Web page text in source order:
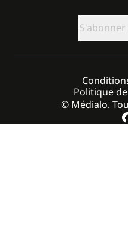
© Médialo.
Politique